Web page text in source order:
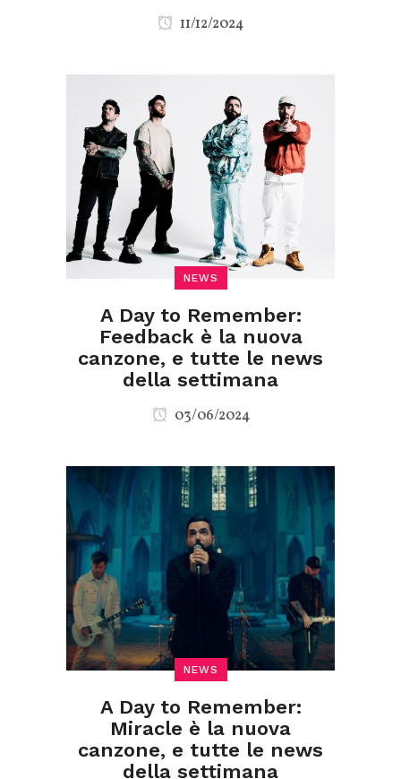
11/12/2024
NEWS
A Day to Remember:
Feedback è la nuova
canzone, e tutte le news
della settimana
03/06/2024
NEWS
A Day to Remember:
Miracle è la nuova
canzone, e tutte le news
della settimana